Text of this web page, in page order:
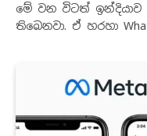
මේ වන විටත් ඉන්දියාව
තිබෙනවා. ඒ හරහා